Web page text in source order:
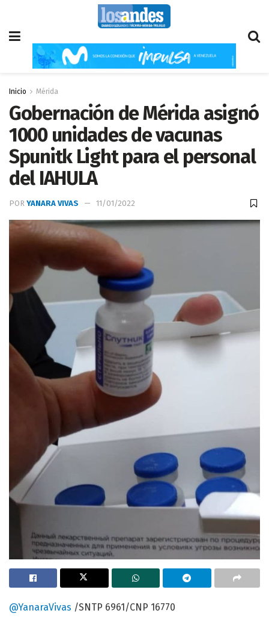
Inicio Mérida
Gobernación de Mérida asignó
1000 unidades de vacunas
Spunitk Light para el personal
del IAHULA
POR YANARA VIVAS 11/01/2022
@YanaraVivas /SNTP 6961/CNP 16770